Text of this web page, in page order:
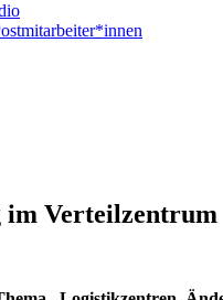
im Verteilzentrum